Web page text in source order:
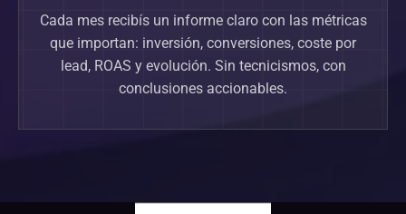
Cada mes recibís un informe claro con las métricas
que importan: inversión, conversiones, coste por
lead, ROAS y evolución. Sin tecnicismos, con
conclusiones accionables.